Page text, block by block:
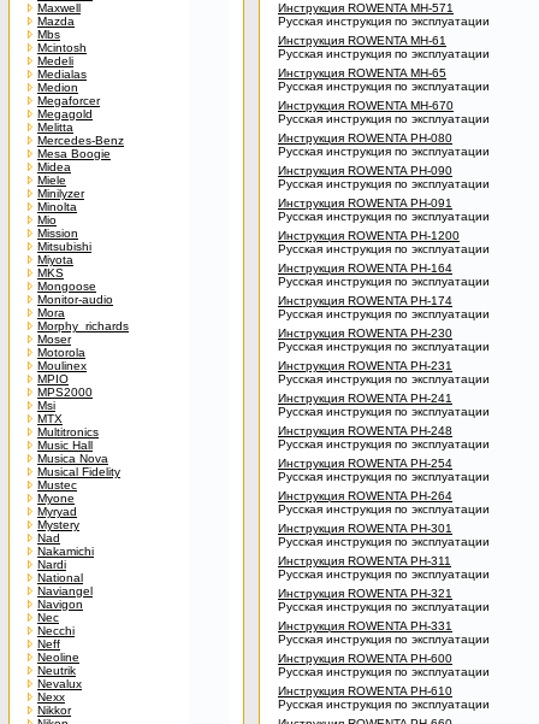
Maxwell
Mazda
Mbs
Mcintosh
Medeli
Medialas
Medion
Megaforcer
Megagold
Melitta
Mercedes-Benz
Mesa Boogie
Midea
Miele
Minilyzer
Minolta
Mio
Mission
Mitsubishi
Miyota
MKS
Mongoose
Monitor-audio
Mora
Morphy_richards
Moser
Motorola
Moulinex
MPIO
MPS2000
Msi
MTX
Multitronics
Music Hall
Musica Nova
Musical Fidelity
Mustec
Myone
Myryad
Mystery
Nad
Nakamichi
Nardi
National
Naviangel
Navigon
Nec
Necchi
Neff
Neoline
Neutrik
Nevalux
Nexx
Nikkor
Инструкция ROWENTA MH-571
Русская инструкция по эксплуатации
Инструкция ROWENTA MH-61
Русская инструкция по эксплуатации
Инструкция ROWENTA MH-65
Русская инструкция по эксплуатации
Инструкция ROWENTA MH-670
Русская инструкция по эксплуатации
Инструкция ROWENTA PH-080
Русская инструкция по эксплуатации
Инструкция ROWENTA PH-090
Русская инструкция по эксплуатации
Инструкция ROWENTA PH-091
Русская инструкция по эксплуатации
Инструкция ROWENTA PH-1200
Русская инструкция по эксплуатации
Инструкция ROWENTA PH-164
Русская инструкция по эксплуатации
Инструкция ROWENTA PH-174
Русская инструкция по эксплуатации
Инструкция ROWENTA PH-230
Русская инструкция по эксплуатации
Инструкция ROWENTA PH-231
Русская инструкция по эксплуатации
Инструкция ROWENTA PH-241
Русская инструкция по эксплуатации
Инструкция ROWENTA PH-248
Русская инструкция по эксплуатации
Инструкция ROWENTA PH-254
Русская инструкция по эксплуатации
Инструкция ROWENTA PH-264
Русская инструкция по эксплуатации
Инструкция ROWENTA PH-301
Русская инструкция по эксплуатации
Инструкция ROWENTA PH-311
Русская инструкция по эксплуатации
Инструкция ROWENTA PH-321
Русская инструкция по эксплуатации
Инструкция ROWENTA PH-331
Русская инструкция по эксплуатации
Инструкция ROWENTA PH-600
Русская инструкция по эксплуатации
Инструкция ROWENTA PH-610
Русская инструкция по эксплуатации